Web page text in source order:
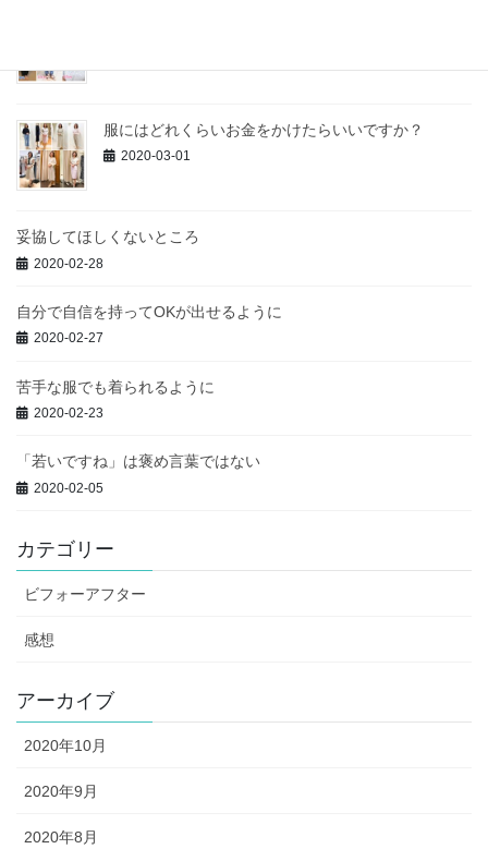
服にはどれくらいお金をかけたらいいですか？
2020-03-01
妥協してほしくないところ
2020-02-28
自分で自信を持ってOKが出せるように
2020-02-27
苦手な服でも着られるように
2020-02-23
「若いですね」は褒め言葉ではない
2020-02-05
カテゴリー
ビフォーアフター
感想
アーカイブ
2020年10月
2020年9月
2020年8月